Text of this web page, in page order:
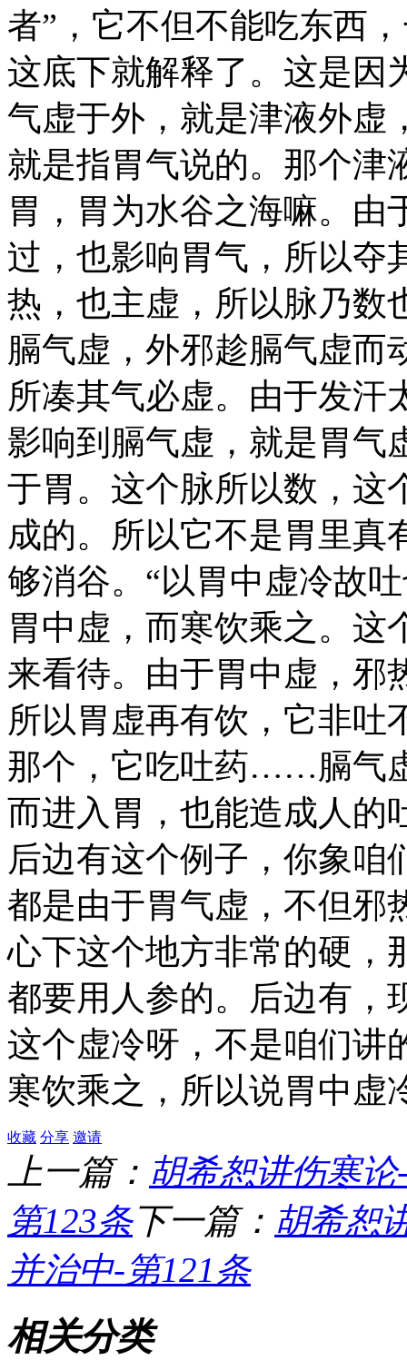
者”，它不但不能吃东西
这底下就解释了。这是因
气虚于外，就是津液外虚
就是指胃气说的。那个津
胃，胃为水谷之海嘛。由
过，也影响胃气，所以夺
热，也主虚，所以脉乃数
膈气虚，外邪趁膈气虚而
所凑其气必虚。由于发汗
影响到膈气虚，就是胃气
于胃。这个脉所以数，这
成的。所以它不是胃里真
够消谷。“以胃中虚冷故
胃中虚，而寒饮乘之。这
来看待。由于胃中虚，邪
所以胃虚再有饮，它非吐
那个，它吃吐药……膈气
而进入胃，也能造成人的
后边有这个例子，你象咱
都是由于胃气虚，不但邪
心下这个地方非常的硬，
都要用人参的。后边有，
这个虚冷呀，不是咱们讲
寒饮乘之，所以说胃中虚
收藏 分享 邀请
上一篇： 胡希恕讲伤寒
第123条下一篇： 胡希恕
并治中-第121条
相关分类